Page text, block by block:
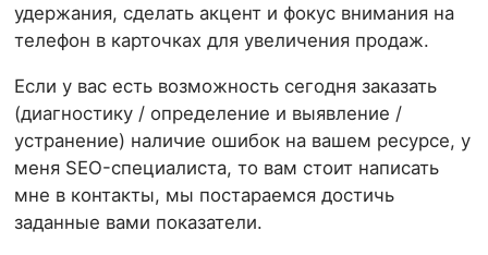
удержания, сделать акцент и фокус внимания на
телефон в карточках для увеличения продаж.
Если у вас есть возможность сегодня заказать
(диагностику / определение и выявление /
устранение) наличие ошибок на вашем ресурсе, у
меня SEO-специалиста, то вам стоит написать
мне в контакты, мы постараемся достичь
заданные вами показатели.